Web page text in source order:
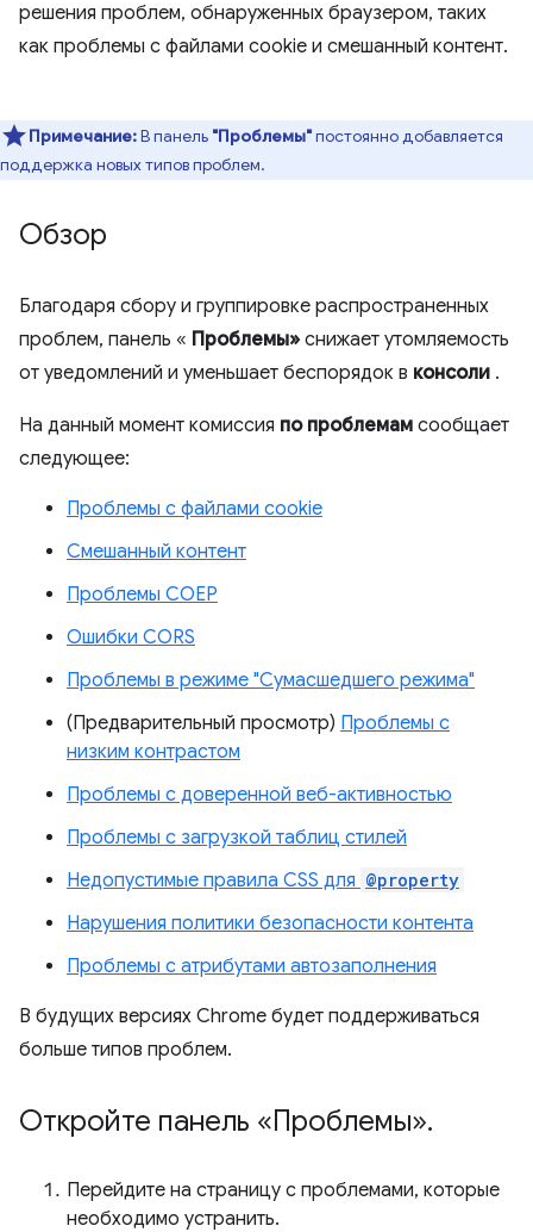
решения проблем, обнаруженных браузером, таких
как проблемы с файлами cookie и смешанный контент.
Примечание:В панель "Проблемы"постоянно добавляется
поддержка новых типов проблем.
Обзор
Благодаря сбору и группировке распространенных
проблем, панель « Проблемы» снижает утомляемость
от уведомлений и уменьшает беспорядок в консоли .
На данный момент комиссия по проблемам сообщает
следующее:
Проблемы с файлами cookie
Смешанный контент
Проблемы COEP
Ошибки CORS
Проблемы в режиме "Сумасшедшего режима"
(Предварительный просмотр) Проблемы с
низким контрастом
Проблемы с доверенной веб-активностью
Проблемы с загрузкой таблиц стилей
Недопустимые правила CSS для @property
Нарушения политики безопасности контента
Проблемы с атрибутами автозаполнения
В будущих версиях Chrome будет поддерживаться
больше типов проблем.
Откройте панель «Проблемы».
Перейдите на страницу с проблемами, которые
необходимо устранить.